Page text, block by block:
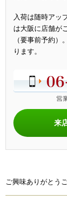
入荷は随時アッ
は大阪に店舗が
（要事前予約）
ります。
来
ご興味ありがとう